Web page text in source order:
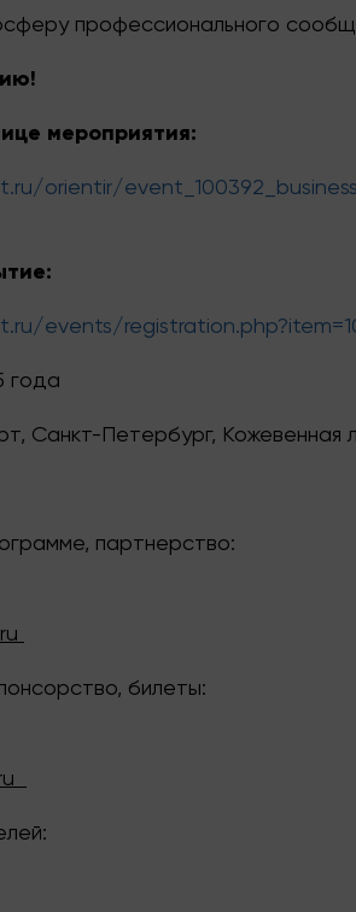
профессионального
мероприятия:
orientir/
events/
года
Санкт-Петербург, Кожевенная
партнерство:
билеты: